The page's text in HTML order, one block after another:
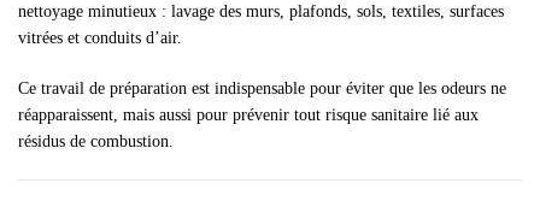
nettoyage minutieux : lavage des murs, plafonds, sols, textiles, surfaces
vitrées et conduits d’air.
Ce travail de préparation est indispensable pour éviter que les odeurs ne
réapparaissent, mais aussi pour prévenir tout risque sanitaire lié aux
résidus de combustion.